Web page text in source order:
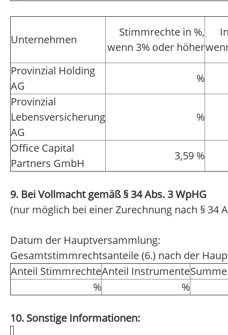
Unternehmen
Stimmrechte in %,
wenn 3% oder höher
Provinzial Holding
AG
%
Provinzial
Lebensversicherung
AG
%
Office Capital
Partners GmbH
3,59 %
9. Bei Vollmacht gemäß § 34 Abs. 3 WpHG
(nur möglich bei einer Zurechnung nach § 34
Datum der Hauptversammlung:
Gesamtstimmrechtsanteile (6.) nach der
Anteil StimmrechteAnteil Instrumente
%
%
10. Sonstige Informationen: